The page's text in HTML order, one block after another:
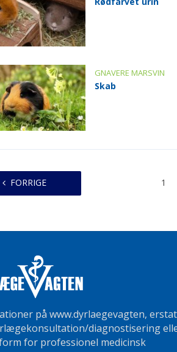
GNAVERE MARSVIN
Skab
FORRIGE 1
på www.dyrlaegevagten,
diagnostisering
for professionel medicinsk